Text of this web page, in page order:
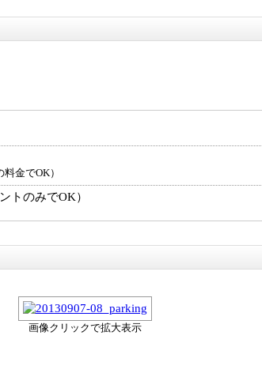
金でOK）
トのみでOK）
画像クリックで拡大表示